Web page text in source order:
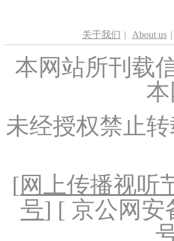
关于我们 | About us |
本网站所刊载
未经授权禁止
[网上传播视听
号] [ 京公网安